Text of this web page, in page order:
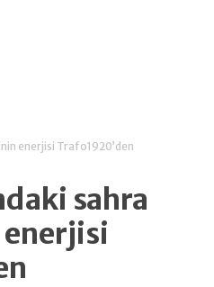
enerjisi Trafo1920’den
sahra